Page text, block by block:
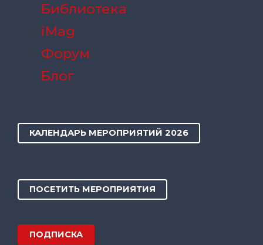
Библиотека
iMag
Форум
Блог
КАЛЕНДАРЬ МЕРОПРИЯТИЙ 2026
ПОСЕТИТЬ МЕРОПРИЯТИЯ
ПОДПИСКА